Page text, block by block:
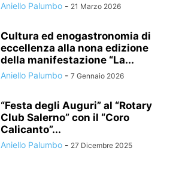
Aniello Palumbo - 21 Marzo 2026
Cultura ed enogastronomia di
eccellenza alla nona edizione
della manifestazione “La...
Aniello Palumbo - 7 Gennaio 2026
“Festa degli Auguri” al “Rotary
Club Salerno” con il “Coro
Calicanto”...
Aniello Palumbo - 27 Dicembre 2025